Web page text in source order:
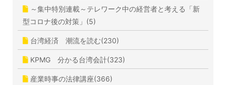
～集中特別連載～テレワーク中の経営者と考える「新
型コロナ後の対策」(5)
台湾経済 潮流を読む(230)
KPMG 分かる台湾会計(323)
産業時事の法律講座(366)